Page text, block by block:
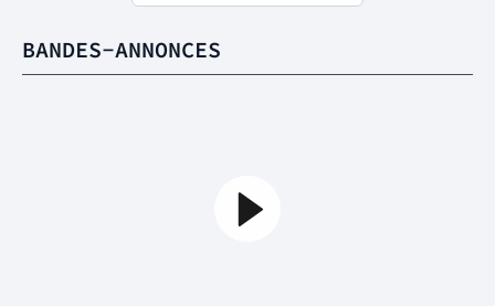
BANDES-ANNONCES